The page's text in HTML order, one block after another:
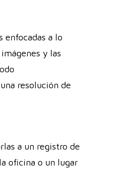
enfocadas a lo
y las
resolución de
a un registro de
oficina o un lugar